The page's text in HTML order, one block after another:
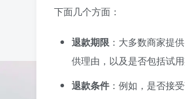
下面几个方面：
退款期限 ：大多数商家提
供理由，以及是否包括试用
退款条件 ：例如，是否接